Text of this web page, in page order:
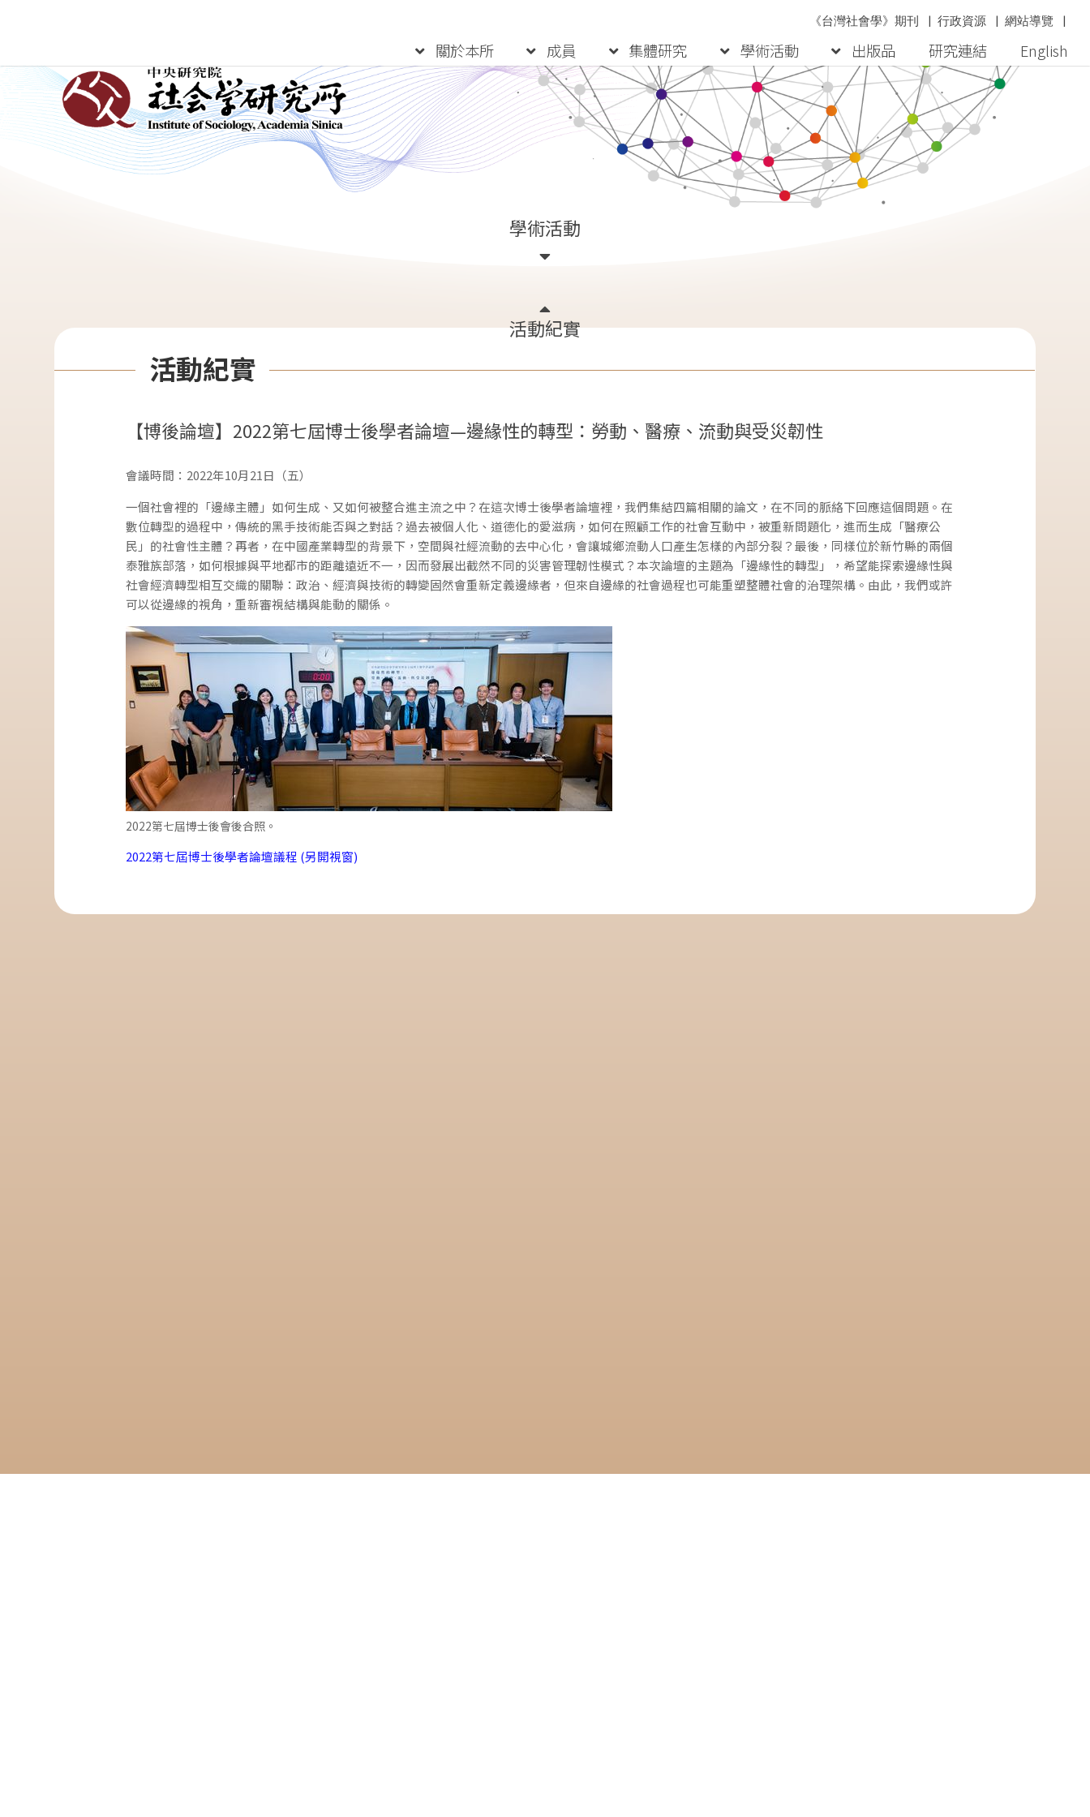
《台灣社會學》期刊 | 行政資源 | 網站導覽 |
關於本所 成員 集體研究 學術活動 出版品 研究連結 English
學術活動
活動紀實
活動紀實
【博後論壇】2022第七屆博士後學者論壇—邊緣性的轉型：勞動、醫療、流動與受災韌性
會議時間：2022年10月21日（五）
一個社會裡的「邊緣主體」如何生成、又如何被整合進主流之中？在這次博士後學者論壇裡，我們集結四篇相關的論文，在不同的脈絡下回應這個問題。在
數位轉型的過程中，傳統的黑手技術能否與之對話？過去被個人化、道德化的愛滋病，如何在照顧工作的社會互動中，被重新問題化，進而生成「醫療公
民」的社會性主體？再者，在中國產業轉型的背景下，空間與社經流動的去中心化，會讓城鄉流動人口產生怎樣的內部分裂？最後，同樣位於新竹縣的兩個
泰雅族部落，如何根據與平地都市的距離遠近不一，因而發展出截然不同的災害管理韌性模式？本次論壇的主題為「邊緣性的轉型」，希望能探索邊緣性與
社會經濟轉型相互交織的關聯：政治、經濟與技術的轉變固然會重新定義邊緣者，但來自邊緣的社會過程也可能重塑整體社會的治理架構。由此，我們或許
可以從邊緣的視角，重新審視結構與能動的關係。
2022第七屆博士後會後合照。
2022第七屆博士後學者論壇議程 (另開視窗)